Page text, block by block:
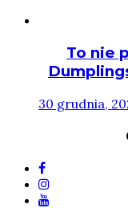
To nie
30 grudnia,